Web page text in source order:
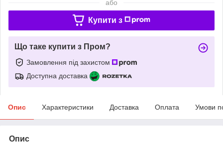
або
Купити з
Що таке купити з Пром?
Замовлення під захистом
Доступна доставка
Опис Характеристики Доставка Оплата Умови
Опис